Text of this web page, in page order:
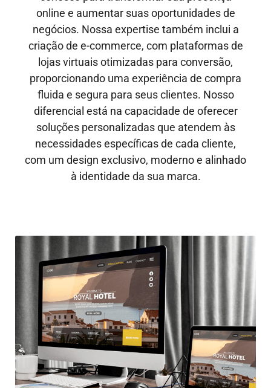
online e aumentar suas oportunidades de
negócios. Nossa expertise também inclui a
criação de e-commerce, com plataformas de
lojas virtuais otimizadas para conversão,
proporcionando uma experiência de compra
fluida e segura para seus clientes. Nosso
diferencial está na capacidade de oferecer
soluções personalizadas que atendem às
necessidades específicas de cada cliente,
com um design exclusivo, moderno e alinhado
à identidade da sua marca.